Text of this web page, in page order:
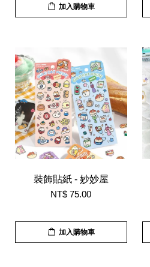
加入購物車
裝飾貼紙 - 妙妙屋
NT$ 75.00
加入購物車